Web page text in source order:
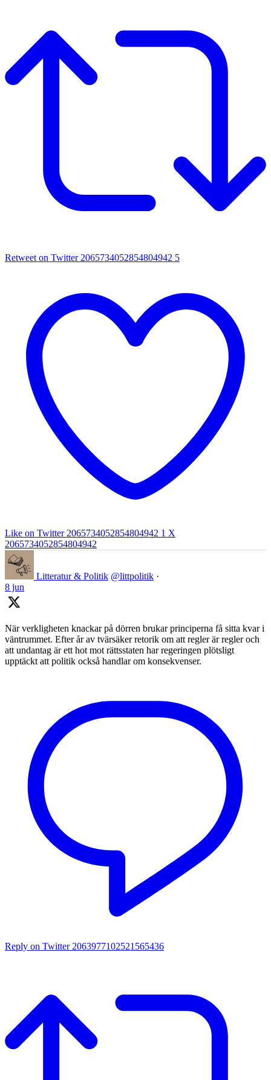
Retweet on Twitter 2065734052854804942 5
Like on Twitter 2065734052854804942 1 X
2065734052854804942
Litteratur & Politik @littpolitik ·
8 jun
När verkligheten knackar på dörren brukar principerna få sitta kvar i
väntrummet. Efter år av tvärsäker retorik om att regler är regler och
att undantag är ett hot mot rättsstaten har regeringen plötsligt
upptäckt att politik också handlar om konsekvenser.
Reply on Twitter 2063977102521565436